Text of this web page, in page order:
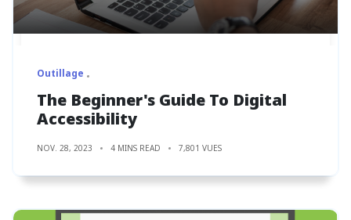
Outillage
The Beginner's Guide To Digital
Accessibility
NOV. 28, 2023 4 MINS READ 7,801 VUES